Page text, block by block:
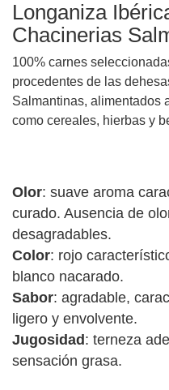
Longaniza
Chacinerias
100% carnes
procedentes de las
Salmantinas, alimentados
como cereales, hierbas y
Olor: suave aroma
curado. Ausencia de
desagradables.
Color: rojo
blanco nacarado.
Sabor: agradable,
ligero y envolvente.
Jugosidad: terneza
sensación grasa.